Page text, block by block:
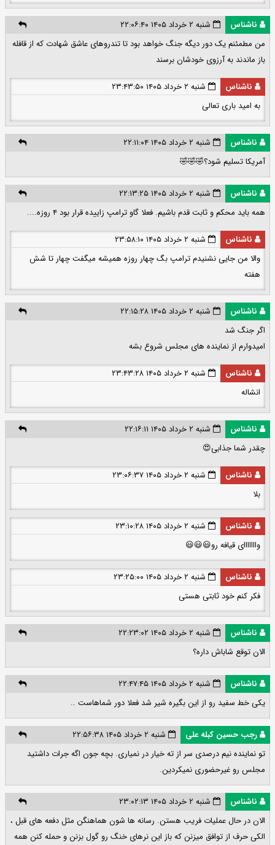
ناشناس
شنبه ۲ خرداد ۱۴۰۵ ۲۲:۰۶:۴۰
من مطمئنم یک دور دیگه جنگ خواهد بود تا تندروهای عاشق شهادت که از قافله
باز ماندند به آرزوی خودشان برسند
ناشناس
شنبه ۲ خرداد ۱۴۰۵ ۲۳:۴۳:۵۰
به امید باری تعالی
ناشناس
شنبه ۲ خرداد ۱۴۰۵ ۲۲:۱۱:۰۴
آمریکا تسلیم شود؟🤣🤣🤣
ناشناس
شنبه ۲ خرداد ۱۴۰۵ ۲۲:۱۳:۲۵
همه باید محکم و ثابت قدم باشیم. فعلا گاو ترامپ زاییده قرار بود ۴ روزه....
ناشناس
شنبه ۲ خرداد ۱۴۰۵ ۲۳:۵۸:۱۰
والا من جایی نشنیدم ترامپ بگ چهار روزه همیشه میگفت چهار تا شش
هفته
ناشناس
شنبه ۲ خرداد ۱۴۰۵ ۲۲:۱۵:۲۸
اگر جنگ شد
امیدوارم از نماینده های مجلس شروع بشه
ناشناس
شنبه ۲ خرداد ۱۴۰۵ ۲۳:۴۳:۲۸
انشاله
ناشناس
شنبه ۲ خرداد ۱۴۰۵ ۲۲:۱۶:۱۱
چقدر شما جذابی😍
ناشناس
شنبه ۲ خرداد ۱۴۰۵ ۲۳:۰۶:۳۷
بلا
ناشناس
شنبه ۲ خرداد ۱۴۰۵ ۲۳:۱۰:۲۸
وااااااای قیافه رو😃😃😃
ناشناس
شنبه ۲ خرداد ۱۴۰۵ ۲۳:۲۵:۰۰
فکر کنم خود ثابتی هستی
ناشناس
شنبه ۲ خرداد ۱۴۰۵ ۲۲:۲۳:۰۲
الان توقع شاباش داره؟
ناشناس
شنبه ۲ خرداد ۱۴۰۵ ۲۲:۴۷:۴۵
یکی خط سفید رو از این بگیره شیر شد فعلا دور شماهاست ..
رجب حسین کبله علی
شنبه ۲ خرداد ۱۴۰۵ ۲۲:۵۶:۳۸
تو نماینده نیم درصدی سر از ته خیار در نمیاری. بچه جون اگه جرات داشتید
مجلس رو غیرحضوری نمیکردین.
ناشناس
شنبه ۲ خرداد ۱۴۰۵ ۲۳:۰۲:۱۳
الان در حال عملیات فریب هستن. رسانه ها شون هماهنگن مثل دفعه های قبل ،
الکی حرف از توافق میزنن که باز این نرهای خنگ رو گول بزنن و حمله کنن همه